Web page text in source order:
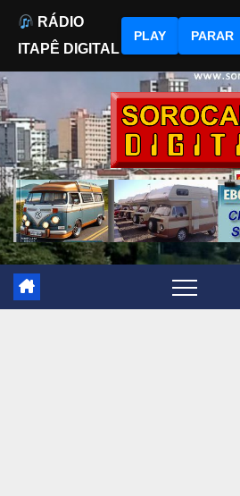
to
content
RÁDIO
ITAPÊ DIGITAL
PLAY PARAR